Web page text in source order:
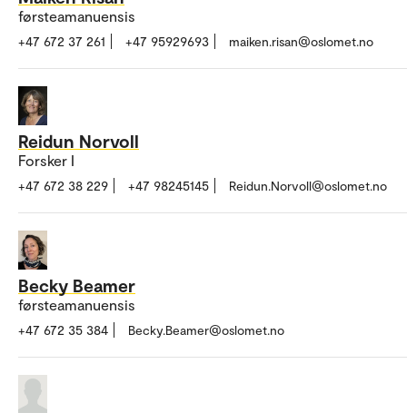
førsteamanuensis
+47 672 37 261 +47 95929693 maiken.risan@oslomet.no
Reidun Norvoll
Forsker I
+47 672 38 229 +47 98245145 Reidun.Norvoll@oslomet.no
Becky Beamer
førsteamanuensis
+47 672 35 384 Becky.Beamer@oslomet.no